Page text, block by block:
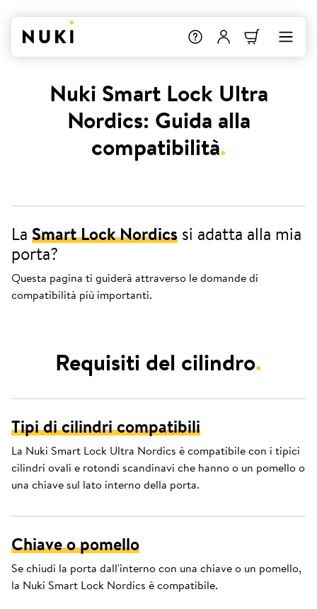
Nuki Smart Lock Ultra
Nordics: Guida alla
compatibilità.
La Smart Lock Nordics si adatta alla mia
porta?
Questa pagina ti guiderà attraverso le domande di
compatibilità più importanti.
Requisiti del cilindro.
Tipi di cilindri compatibili
La Nuki Smart Lock Ultra Nordics è compatibile con i tipici
cilindri ovali e rotondi scandinavi che hanno o un pomello o
una chiave sul lato interno della porta.
Chiave o pomello
Se chiudi la porta dall'interno con una chiave o un pomello,
la Nuki Smart Lock Nordics è compatibile.